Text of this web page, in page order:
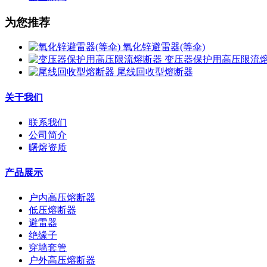
为您推荐
氧化锌避雷器(等伞)
变压器保护用高压限流
尾线回收型熔断器
关于我们
联系我们
公司简介
曙熔资质
产品展示
户内高压熔断器
低压熔断器
避雷器
绝缘子
穿墙套管
户外高压熔断器